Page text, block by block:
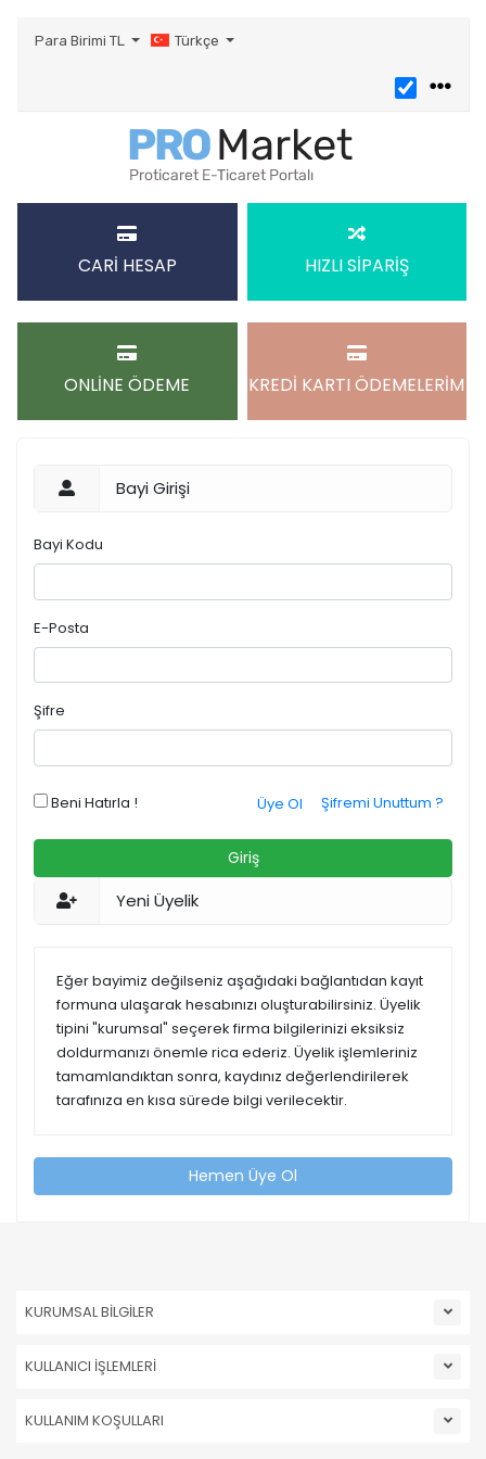
Para Birimi TL Türkçe
CARİ HESAP HIZLI SİPARİŞ
ONLİNE ÖDEME KREDİ KARTI ÖDEMELERİM
Bayi Girişi
Bayi Kodu
E-Posta
Şifre
Beni Hatırla ! Şifremi Unuttum ?
Üye Ol
Giriş
Yeni Üyelik
Eğer bayimiz değilseniz aşağıdaki bağlantıdan kayıt
formuna ulaşarak hesabınızı oluşturabilirsiniz. Üyelik
tipini "kurumsal" seçerek firma bilgilerinizi eksiksiz
doldurmanızı önemle rica ederiz. Üyelik işlemleriniz
tamamlandıktan sonra, kaydınız değerlendirilerek
tarafınıza en kısa sürede bilgi verilecektir.
Hemen Üye Ol
KURUMSAL BİLGİLER
KULLANICI İŞLEMLERİ
KULLANIM KOŞULLARI